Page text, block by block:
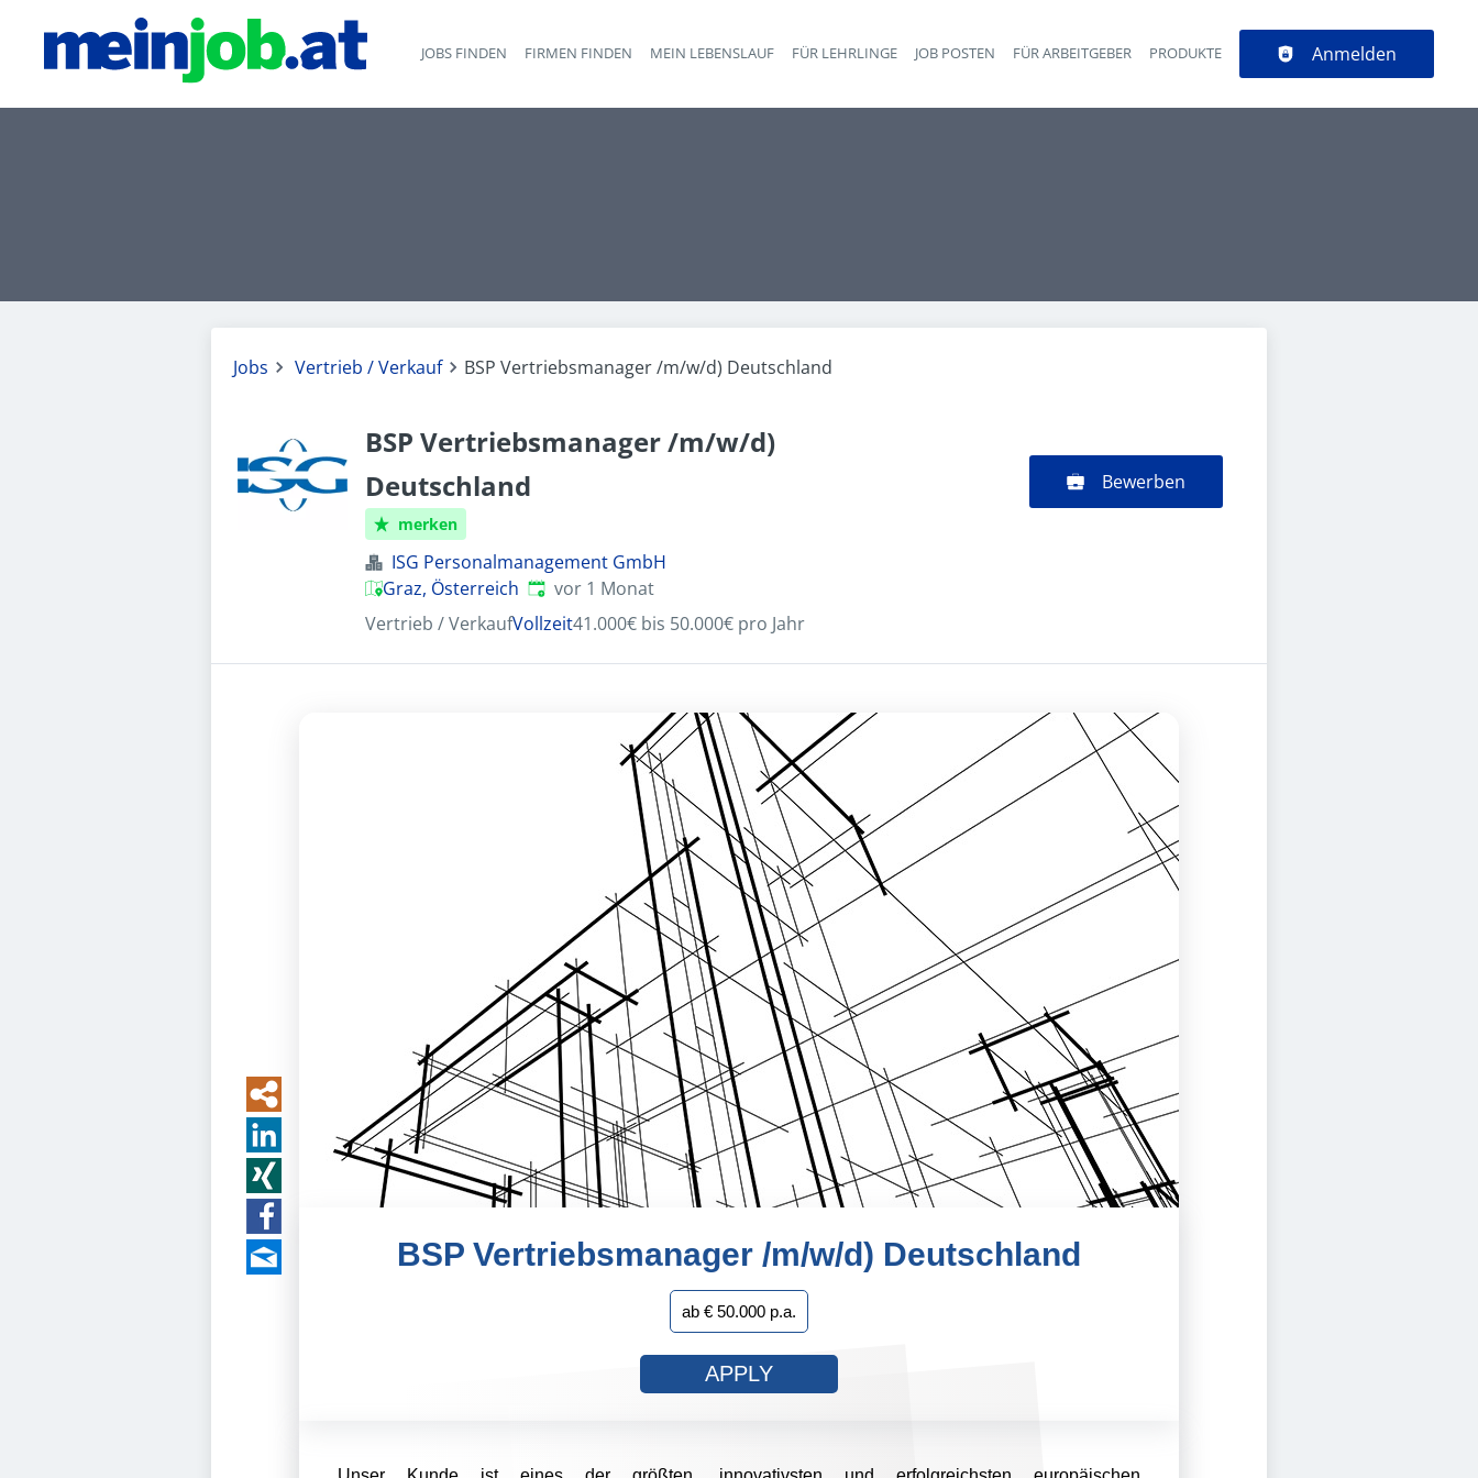
Haupt-Navigation
JOBS FINDEN FIRMEN FINDEN MEIN LEBENSLAUF FÜR LEHRLINGE JOB POSTEN FÜR ARBEITGEBER PRODUKTE Anmelden
Jobs Vertrieb / Verkauf BSP Vertriebsmanager /m/w/d) Deutschland
BSP Vertriebsmanager /m/w/d)
Deutschland
merken
ISG Personalmanagement GmbH
Graz, Österreich Veröffentlicht:
vor 1 Monat
Vertrieb / VerkaufVollzeit41.000€ bis 50.000€ pro Jahr
Bewerben